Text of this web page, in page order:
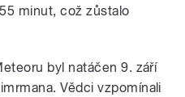
minut, což zůstalo
byl natáčen 9. září
Vědci vzpomínali